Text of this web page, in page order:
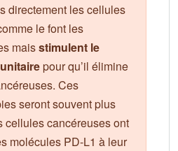
directement les cellules
le font les
maisstimulent le
pour qu’il élimine
Ces
seront souvent plus
cellules cancéreuses ont
molécules PD-L1 à leur